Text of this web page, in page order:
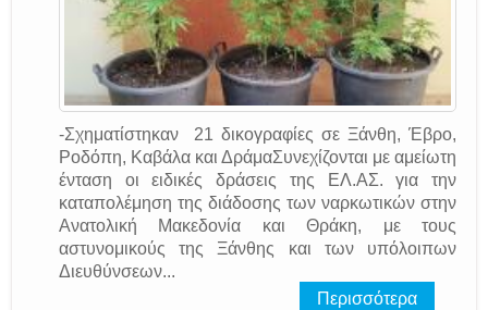
-Σχηματίστηκαν 21 δικογραφίες σε Ξάνθη, Έβρο,
Ροδόπη, Καβάλα και ΔράμαΣυνεχίζονται με αμείωτη
ένταση οι ειδικές δράσεις της EΛ.AΣ. για την
καταπολέμηση της διάδοσης των ναρκωτικών στην
Ανατολική Μακεδονία και Θράκη, με τους
αστυνομικούς της Ξάνθης και των υπόλοιπων
Διευθύνσεων...
Περισσότερα